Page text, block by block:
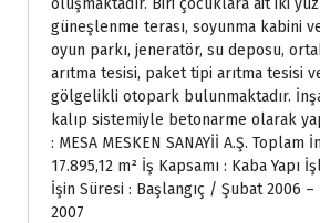
güneşlenme terası, soyunma kabini
oyun parkı, jeneratör, su deposu,
arıtma tesisi, paket tipi arıtma tesisi
gölgelikli otopark bulunmaktadır.
kalıp sistemiyle betonarme olarak
: MESA MESKEN SANAYİİ A.Ş. Toplam
17.895,12 m² İş Kapsamı : Kaba Yapı
İşin Süresi : Başlangıç / Şubat 2006
2007